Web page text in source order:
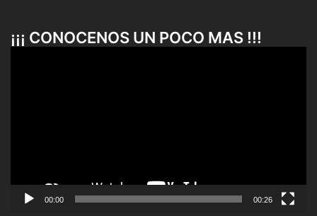
¡¡¡ CONOCENOS UN POCO MAS !!!
00:00 00:26